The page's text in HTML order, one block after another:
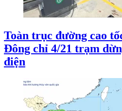
Toàn trục đường cao
Đông chỉ 4/21 trạm
điện